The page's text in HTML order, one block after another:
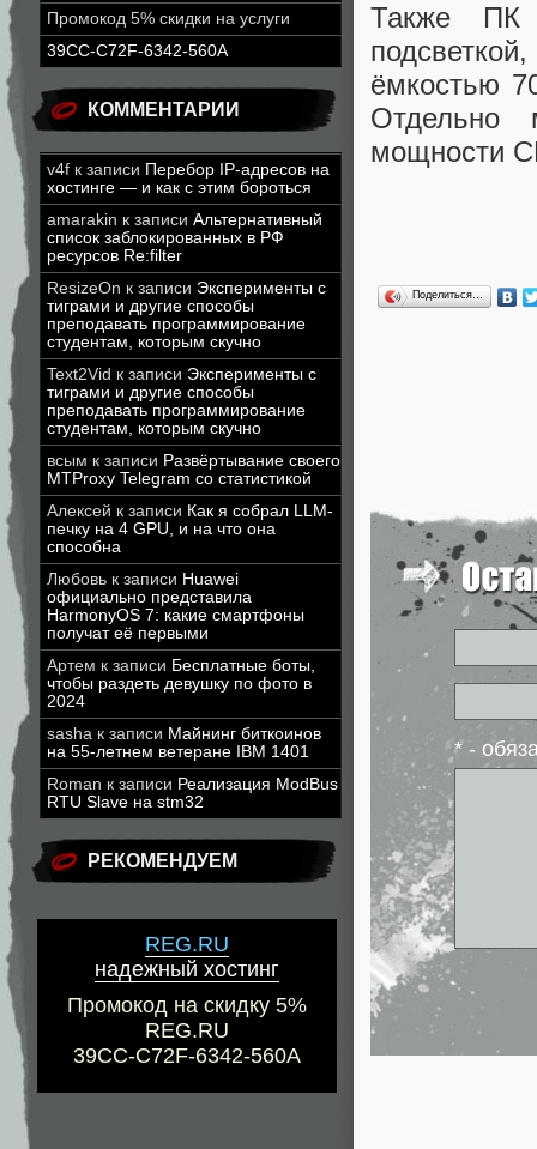
Промокод 5% скидки на услуги
39CC-C72F-6342-560A
КОММЕНТАРИИ
v4f к записи Перебор IP-адресов на
хостинге — и как с этим бороться
amarakin к записи Альтернативный
список заблокированных в РФ
ресурсов Re:filter
ResizeOn к записи Эксперименты с
тиграми и другие способы
преподавать программирование
студентам, которым скучно
Text2Vid к записи Эксперименты с
тиграми и другие способы
преподавать программирование
студентам, которым скучно
всым к записи Развёртывание своего
MTProxy Telegram со статистикой
Алексей к записи Как я собрал LLM-
печку на 4 GPU, и на что она
способна
Любовь к записи Huawei
официально представила
HarmonyOS 7: какие смартфоны
получат её первыми
Артем к записи Бесплатные боты,
чтобы раздеть девушку по фото в
2024
sasha к записи Майнинг биткоинов
на 55-летнем ветеране IBM 1401
Roman к записи Реализация ModBus
RTU Slave на stm32
РЕКОМЕНДУЕМ
REG.RU
надежный хостинг
Промокод на скидку 5%
REG.RU
39CC-C72F-6342-560A
Также ПК
ёмкостью
Отдельно
мощности
Поделиться…
* -